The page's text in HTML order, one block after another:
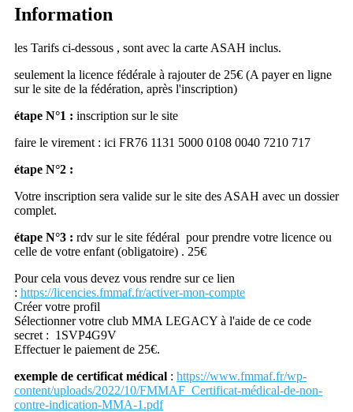
Information
les Tarifs ci-dessous , sont avec la carte ASAH inclus.
seulement la licence fédérale à rajouter de 25€ (A payer en ligne
sur le site de la fédération, après l'inscription)
étape N°1 : inscription sur le site
faire le virement : ici FR76 1131 5000 0108 0040 7210 717
étape N°2 :
Votre inscription sera valide sur le site des ASAH avec un dossier
complet.
étape N°3 : rdv sur le site fédéral pour prendre votre licence ou
celle de votre enfant (obligatoire) . 25€
Pour cela vous devez vous rendre sur ce lien
: https://licencies.fmmaf.fr/activer-mon-compte
Créer votre profil
Sélectionner votre club MMA LEGACY à l'aide de ce code
secret : 1SVP4G9V
Effectuer le paiement de 25€.
exemple de certificat médical : https://www.fmmaf.fr/wp-
content/uploads/2022/10/FMMAF_Certificat-médical-de-non-
contre-indication-MMA-1.pdf